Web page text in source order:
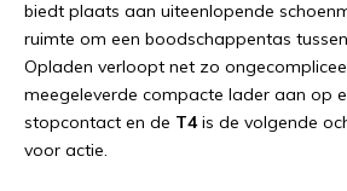
biedt plaats aan uiteenlopende
ruimte om een boodschappentas tussen
Opladen verloopt net zo
meegeleverde compacte lader aan op
stopcontact en de T4is de volgende
voor actie.